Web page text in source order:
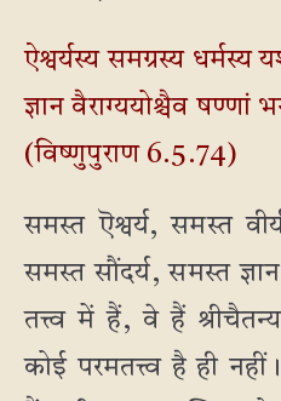
ऐश्वर्यस्य समग्रस्य धर्मस्य
ज्ञान वैराग्ययोश्चैव षण्णां
(विष्णुपुराण 6.5.74)
समस्त ऎश्वर्य, समस्त
समस्त सौंदर्य, समस्त
तत्त्व में हैं, वे हैं
कोई परमतत्त्व है ही